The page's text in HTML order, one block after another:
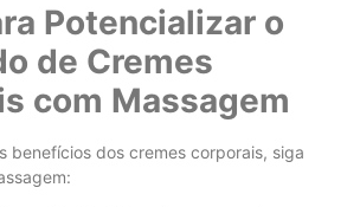
Potencializar o
de Cremes
com Massagem
benefícios dos cremes corporais, siga